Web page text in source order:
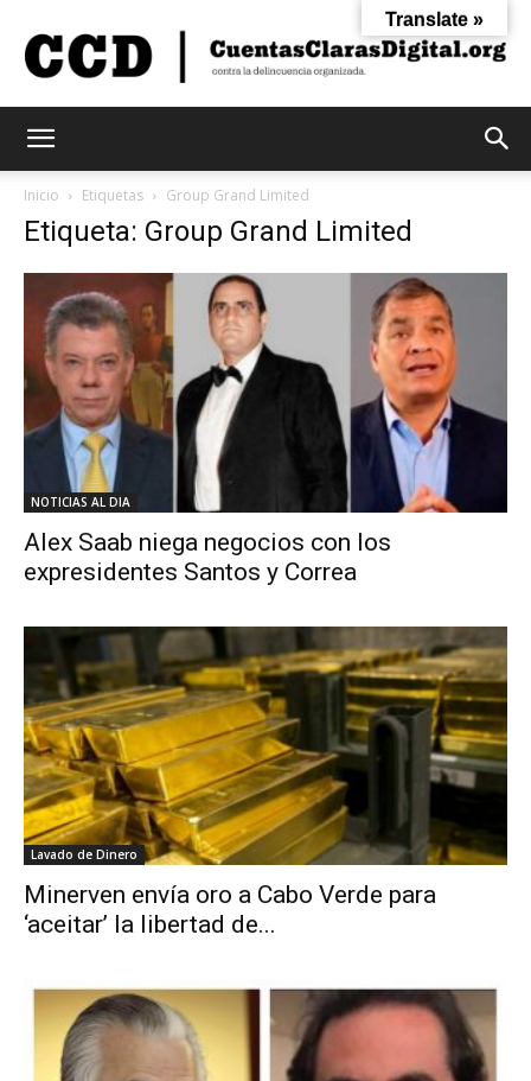
Inicio Etiquetas Group Grand Limited
Etiqueta: Group Grand Limited
NOTICIAS AL DIA
Alex Saab niega negocios con los
expresidentes Santos y Correa
Lavado de Dinero
Minerven envía oro a Cabo Verde para
‘aceitar’ la libertad de...
Translate »